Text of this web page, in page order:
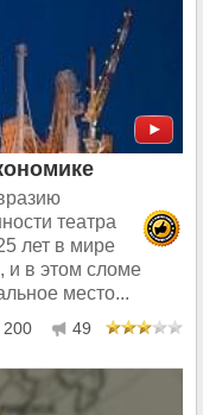
театра
лет в мире
и в этом сломе
место...
200 49